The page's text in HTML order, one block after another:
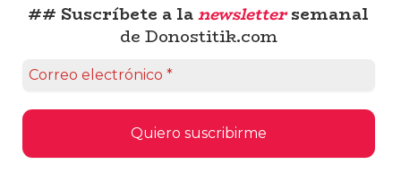
## Suscríbete a lanewslettersemanal
de Donostitik.com